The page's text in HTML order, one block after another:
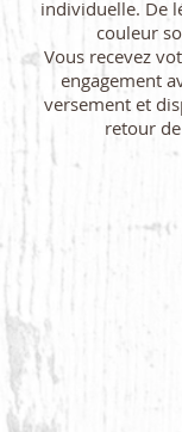
individuelle. De
couleur
Vous recevez
engagement
versement et
retour